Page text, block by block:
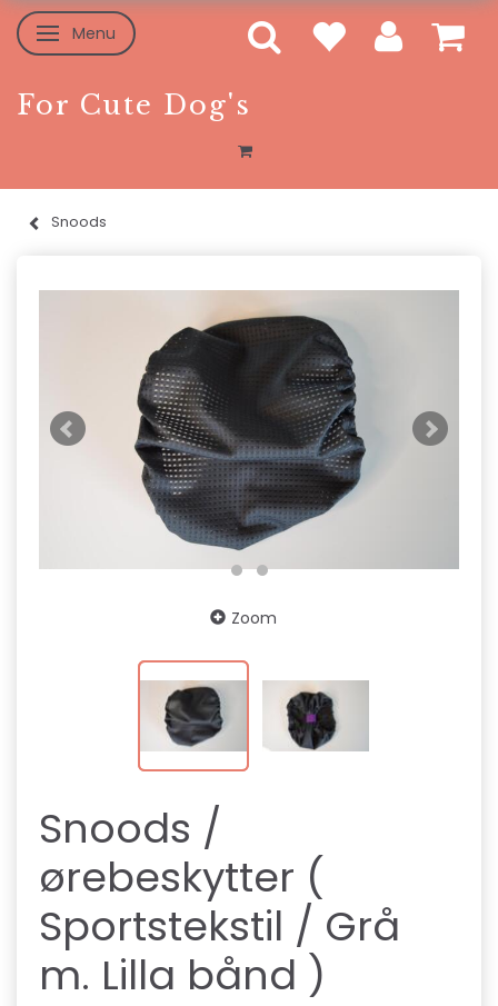
Toggle navigation
Menu
For Cute Dog's
Snoods
Zoom
Snoods /
ørebeskytter (
Sportstekstil / Grå
m. Lilla bånd )